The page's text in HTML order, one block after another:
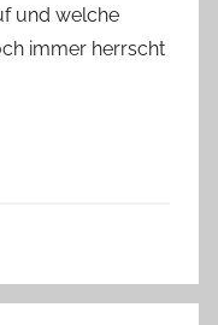
und welche
immer herrscht